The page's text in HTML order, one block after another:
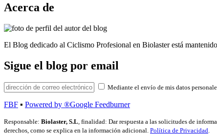
Acerca de
El Blog dedicado al Ciclismo Profesional en Biolaster está
Sigue el blog por email
Mediante el envío de mis datos
FBF ▪ Powered by ®Google Feedburner
Responsable: Biolaster, S.L, finalidad: Dar respuesta a las solicitudes de
derechos, como se explica en la información adicional. Política de Privacidad.